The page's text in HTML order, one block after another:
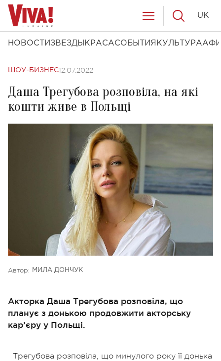
НОВОСТИ ЗВЕЗДЫ КРАСАСОБЫТИЯ КУЛЬТУРА
UK
ШОУ-БИЗНЕС12.07.2022
Даша Трегубова розповіла, на які
кошти живе в Польщі
Автор: МИЛА ДОНЧУК
Акторка Даша Трегубова розповіла, що
планує з донькою продовжити акторську
кар’єру у Польщі.
Трегубова розповіла, що минулого року її донька